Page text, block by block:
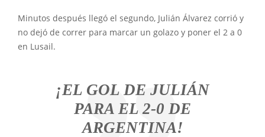
Minutos después llegó el segundo, Julián Álvarez corrió y
no dejó de correr para marcar un golazo y poner el 2 a 0
en Lusail.
¡EL GOL DE JULIÁN
PARA EL 2-0 DE
ARGENTINA!